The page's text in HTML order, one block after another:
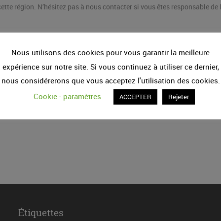
région. N’hésitez pas à nous contacter si vous êtes responsable
Étiquettes
Nous utilisons des cookies pour vous garantir la meilleure
expérience sur notre site. Si vous continuez à utiliser ce dernier,
nous considérerons que vous acceptez l'utilisation des cookies.
Cookie - paramètres
ACCEPTER Rejeter